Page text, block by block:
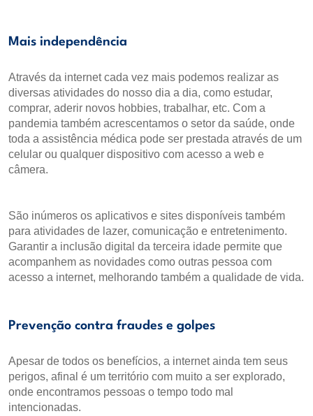
Mais independência
Através da internet cada vez mais podemos realizar as
diversas atividades do nosso dia a dia, como estudar,
comprar, aderir novos hobbies, trabalhar, etc. Com a
pandemia também acrescentamos o setor da saúde, onde
toda a assistência médica pode ser prestada através de um
celular ou qualquer dispositivo com acesso a web e
câmera.
São inúmeros os aplicativos e sites disponíveis também
para atividades de lazer, comunicação e entretenimento.
Garantir a inclusão digital da terceira idade permite que
acompanhem as novidades como outras pessoa com
acesso a internet, melhorando também a qualidade de vida.
Prevenção contra fraudes e golpes
Apesar de todos os benefícios, a internet ainda tem seus
perigos, afinal é um território com muito a ser explorado,
onde encontramos pessoas o tempo todo mal
intencionadas.